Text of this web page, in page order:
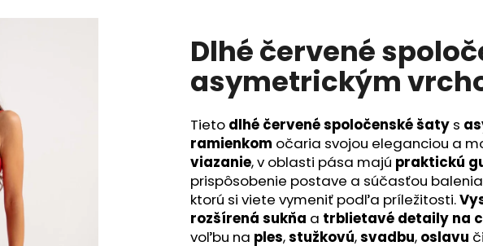
Dlhé červené
asymetrickým
Tieto dlhé červené spoločenské šaty s
ramienkom očaria svojou eleganciou a
viazanie, v oblasti pása majú praktickú
prispôsobenie postave a súčasťou
ktorú si viete vymeniť podľa príležitosti.
rozšírená sukňa a trblietavé detaily na
voľbu na ples,stužkovú,svadbu, oslavu či